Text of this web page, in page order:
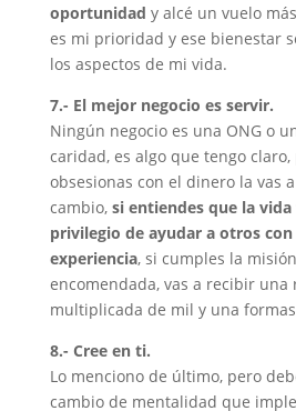
oportunidad y alcé un vuelo
es mi prioridad y ese bienestar
los aspectos de mi vida.
7.- El mejor negocio es servir.
Ningún negocio es una ONG o
caridad, es algo que tengo claro,
obsesionas con el dinero la vas
cambio, si entiendes que la
privilegio de ayudar a otros
experiencia, si cumples la
encomendada, vas a recibir una
multiplicada de mil y una
8.- Cree en ti.
Lo menciono de último, pero
cambio de mentalidad que